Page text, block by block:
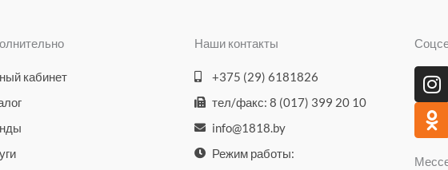
кабинет
Наши контакты
+375 (29) 6181826
тел/факс: 8 (017) 399 20 10
info@1818.by
Режим работы:
I
n
s
t
a
O
d
n
o
k